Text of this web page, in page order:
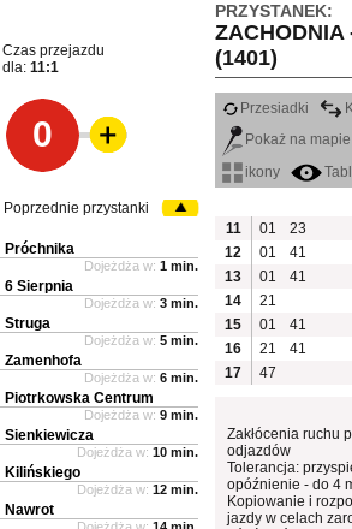
PRZYSTANEK:
ZACHODNIA
(1401)
Czas przejazdu
dla: 11:1
0
Przesiadki
Pokaż na mapie
ikony
11
01
23
12
01
41
13
01
41
14
21
15
01
41
16
21
41
17
47
Zakłócenia ruchu
odjazdów
Tolerancja:
opóźnienie - do 4
Kopiowanie i
jazdy w celach
Poprzednie przystanki
Próchnika
Dojeżdża w: 1 min.
6 Sierpnia
Dojeżdża w: 3 min.
Struga
Dojeżdża w: 5 min.
Zamenhofa
Dojeżdża w: 6 min.
Piotrkowska Centrum
Dojeżdża w: 9 min.
Sienkiewicza
Dojeżdża w: 10 min.
Kilińskiego
Dojeżdża w: 12 min.
Nawrot